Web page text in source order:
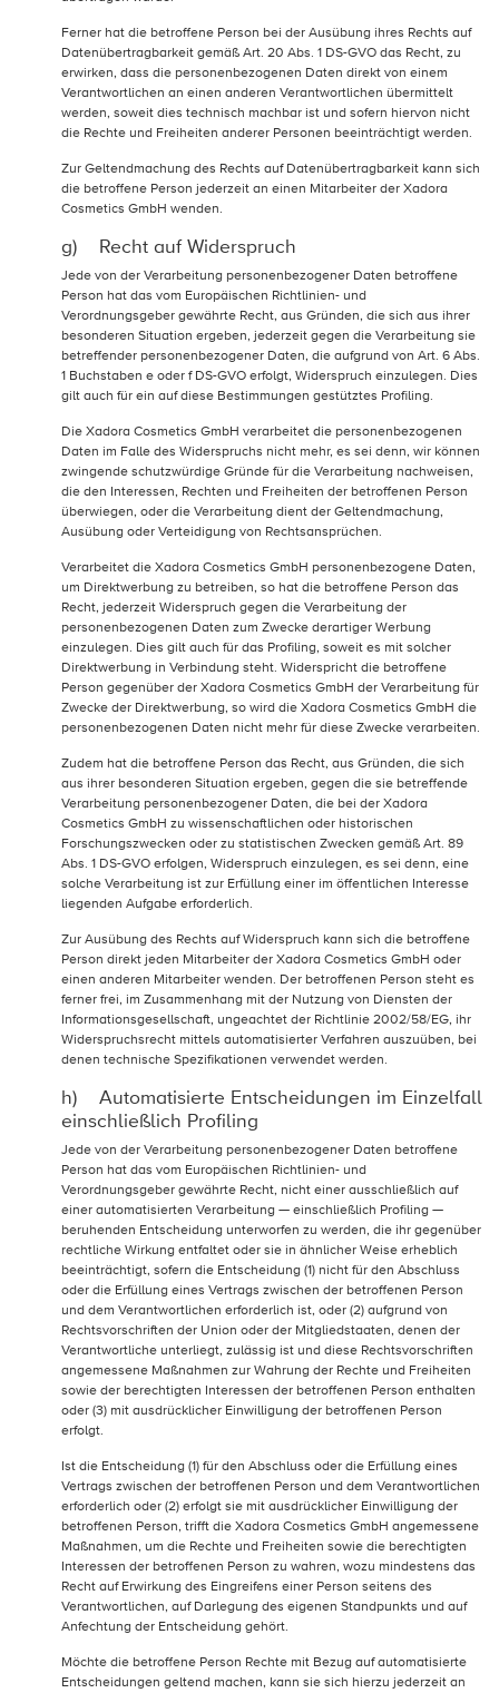
Ferner hat die betroffene Person bei der Ausübung ihres Rechts auf
Datenübertragbarkeit gemäß Art. 20 Abs. 1 DS-GVO das Recht, zu
erwirken, dass die personenbezogenen Daten direkt von einem
Verantwortlichen an einen anderen Verantwortlichen übermittelt
werden, soweit dies technisch machbar ist und sofern hiervon nicht
die Rechte und Freiheiten anderer Personen beeinträchtigt werden.
Zur Geltendmachung des Rechts auf Datenübertragbarkeit kann sich
die betroffene Person jederzeit an einen Mitarbeiter der Xadora
Cosmetics GmbH wenden.
g) Recht auf Widerspruch
Jede von der Verarbeitung personenbezogener Daten betroffene
Person hat das vom Europäischen Richtlinien- und
Verordnungsgeber gewährte Recht, aus Gründen, die sich aus ihrer
besonderen Situation ergeben, jederzeit gegen die Verarbeitung sie
betreffender personenbezogener Daten, die aufgrund von Art. 6 Abs.
1 Buchstaben e oder f DS-GVO erfolgt, Widerspruch einzulegen. Dies
gilt auch für ein auf diese Bestimmungen gestütztes Profiling.
Die Xadora Cosmetics GmbH verarbeitet die personenbezogenen
Daten im Falle des Widerspruchs nicht mehr, es sei denn, wir können
zwingende schutzwürdige Gründe für die Verarbeitung nachweisen,
die den Interessen, Rechten und Freiheiten der betroffenen Person
überwiegen, oder die Verarbeitung dient der Geltendmachung,
Ausübung oder Verteidigung von Rechtsansprüchen.
Verarbeitet die Xadora Cosmetics GmbH personenbezogene Daten,
um Direktwerbung zu betreiben, so hat die betroffene Person das
Recht, jederzeit Widerspruch gegen die Verarbeitung der
personenbezogenen Daten zum Zwecke derartiger Werbung
einzulegen. Dies gilt auch für das Profiling, soweit es mit solcher
Direktwerbung in Verbindung steht. Widerspricht die betroffene
Person gegenüber der Xadora Cosmetics GmbH der Verarbeitung für
Zwecke der Direktwerbung, so wird die Xadora Cosmetics GmbH die
personenbezogenen Daten nicht mehr für diese Zwecke verarbeiten.
Zudem hat die betroffene Person das Recht, aus Gründen, die sich
aus ihrer besonderen Situation ergeben, gegen die sie betreffende
Verarbeitung personenbezogener Daten, die bei der Xadora
Cosmetics GmbH zu wissenschaftlichen oder historischen
Forschungszwecken oder zu statistischen Zwecken gemäß Art. 89
Abs. 1 DS-GVO erfolgen, Widerspruch einzulegen, es sei denn, eine
solche Verarbeitung ist zur Erfüllung einer im öffentlichen Interesse
liegenden Aufgabe erforderlich.
Zur Ausübung des Rechts auf Widerspruch kann sich die betroffene
Person direkt jeden Mitarbeiter der Xadora Cosmetics GmbH oder
einen anderen Mitarbeiter wenden. Der betroffenen Person steht es
ferner frei, im Zusammenhang mit der Nutzung von Diensten der
Informationsgesellschaft, ungeachtet der Richtlinie 2002/58/EG, ihr
Widerspruchsrecht mittels automatisierter Verfahren auszuüben, bei
denen technische Spezifikationen verwendet werden.
h) Automatisierte Entscheidungen im Einzelfall
einschließlich Profiling
Jede von der Verarbeitung personenbezogener Daten betroffene
Person hat das vom Europäischen Richtlinien- und
Verordnungsgeber gewährte Recht, nicht einer ausschließlich auf
einer automatisierten Verarbeitung — einschließlich Profiling —
beruhenden Entscheidung unterworfen zu werden, die ihr gegenüber
rechtliche Wirkung entfaltet oder sie in ähnlicher Weise erheblich
beeinträchtigt, sofern die Entscheidung (1) nicht für den Abschluss
oder die Erfüllung eines Vertrags zwischen der betroffenen Person
und dem Verantwortlichen erforderlich ist, oder (2) aufgrund von
Rechtsvorschriften der Union oder der Mitgliedstaaten, denen der
Verantwortliche unterliegt, zulässig ist und diese Rechtsvorschriften
angemessene Maßnahmen zur Wahrung der Rechte und Freiheiten
sowie der berechtigten Interessen der betroffenen Person enthalten
oder (3) mit ausdrücklicher Einwilligung der betroffenen Person
erfolgt.
Ist die Entscheidung (1) für den Abschluss oder die Erfüllung eines
Vertrags zwischen der betroffenen Person und dem Verantwortlichen
erforderlich oder (2) erfolgt sie mit ausdrücklicher Einwilligung der
betroffenen Person, trifft die Xadora Cosmetics GmbH angemessene
Maßnahmen, um die Rechte und Freiheiten sowie die berechtigten
Interessen der betroffenen Person zu wahren, wozu mindestens das
Recht auf Erwirkung des Eingreifens einer Person seitens des
Verantwortlichen, auf Darlegung des eigenen Standpunkts und auf
Anfechtung der Entscheidung gehört.
Möchte die betroffene Person Rechte mit Bezug auf automatisierte
Entscheidungen geltend machen, kann sie sich hierzu jederzeit an